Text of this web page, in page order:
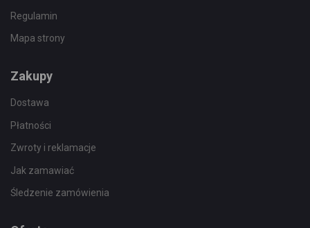
Regulamin
Mapa strony
Zakupy
Dostawa
Płatności
Zwroty i reklamacje
Jak zamawiać
Śledzenie zamówienia